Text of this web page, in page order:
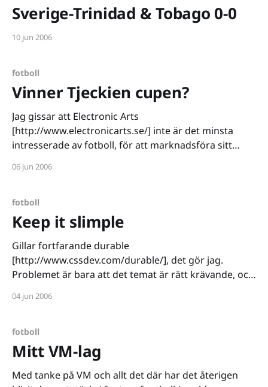
Sverige-Trinidad & Tobago 0-0
10 jun 2006
fotboll
Vinner Tjeckien cupen?
Jag gissar att Electronic Arts
[http://www.electronicarts.se/] inte är det minsta
intresserade av fotboll, för att marknadsföra sitt
kommande världscupen. Vinnare blev, kanske
med 2-1. Med ett mål från
06 jun 2006
fotboll
Keep it slimple
Gillar fortfarande durable
[http://www.cssdev.com/durable/], det gör jag.
Problemet är bara att det temat är rätt krävande, och
skriver mer än ett inlägg i veckan. Därför känns det i
04 jun 2006
fotboll
Mitt VM-lag
Med tanke på VM och allt det där har det återigen